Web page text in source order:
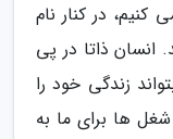
کنیم، در کنار نام
ذاتا در پی
زندگی خود را
شغل ها برای ما به